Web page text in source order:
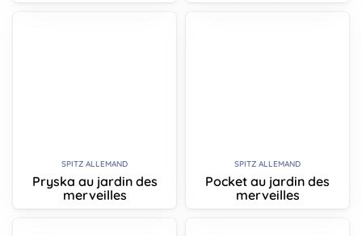
SPITZ ALLEMAND
Pryska au jardin des
merveilles
SPITZ ALLEMAND
Pocket au jardin des
merveilles